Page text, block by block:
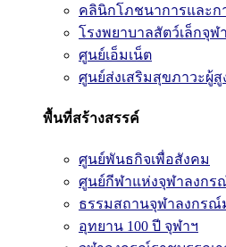
คลินิกโภชนาการและก
โรงพยาบาลสัตว์เล็กจุฬ
ศูนย์เอ็มเน็ต
ศูนย์ส่งเสริมสุขภาวะผู้สู
พื้นที่สร้างสรรค์
ศูนย์พันธกิจเพื่อสังคม
ศูนย์กีฬาแห่งจุฬาลงกร
ธรรมสถานจุฬาลงกรณ์
อุทยาน 100 ปี จุฬาฯ